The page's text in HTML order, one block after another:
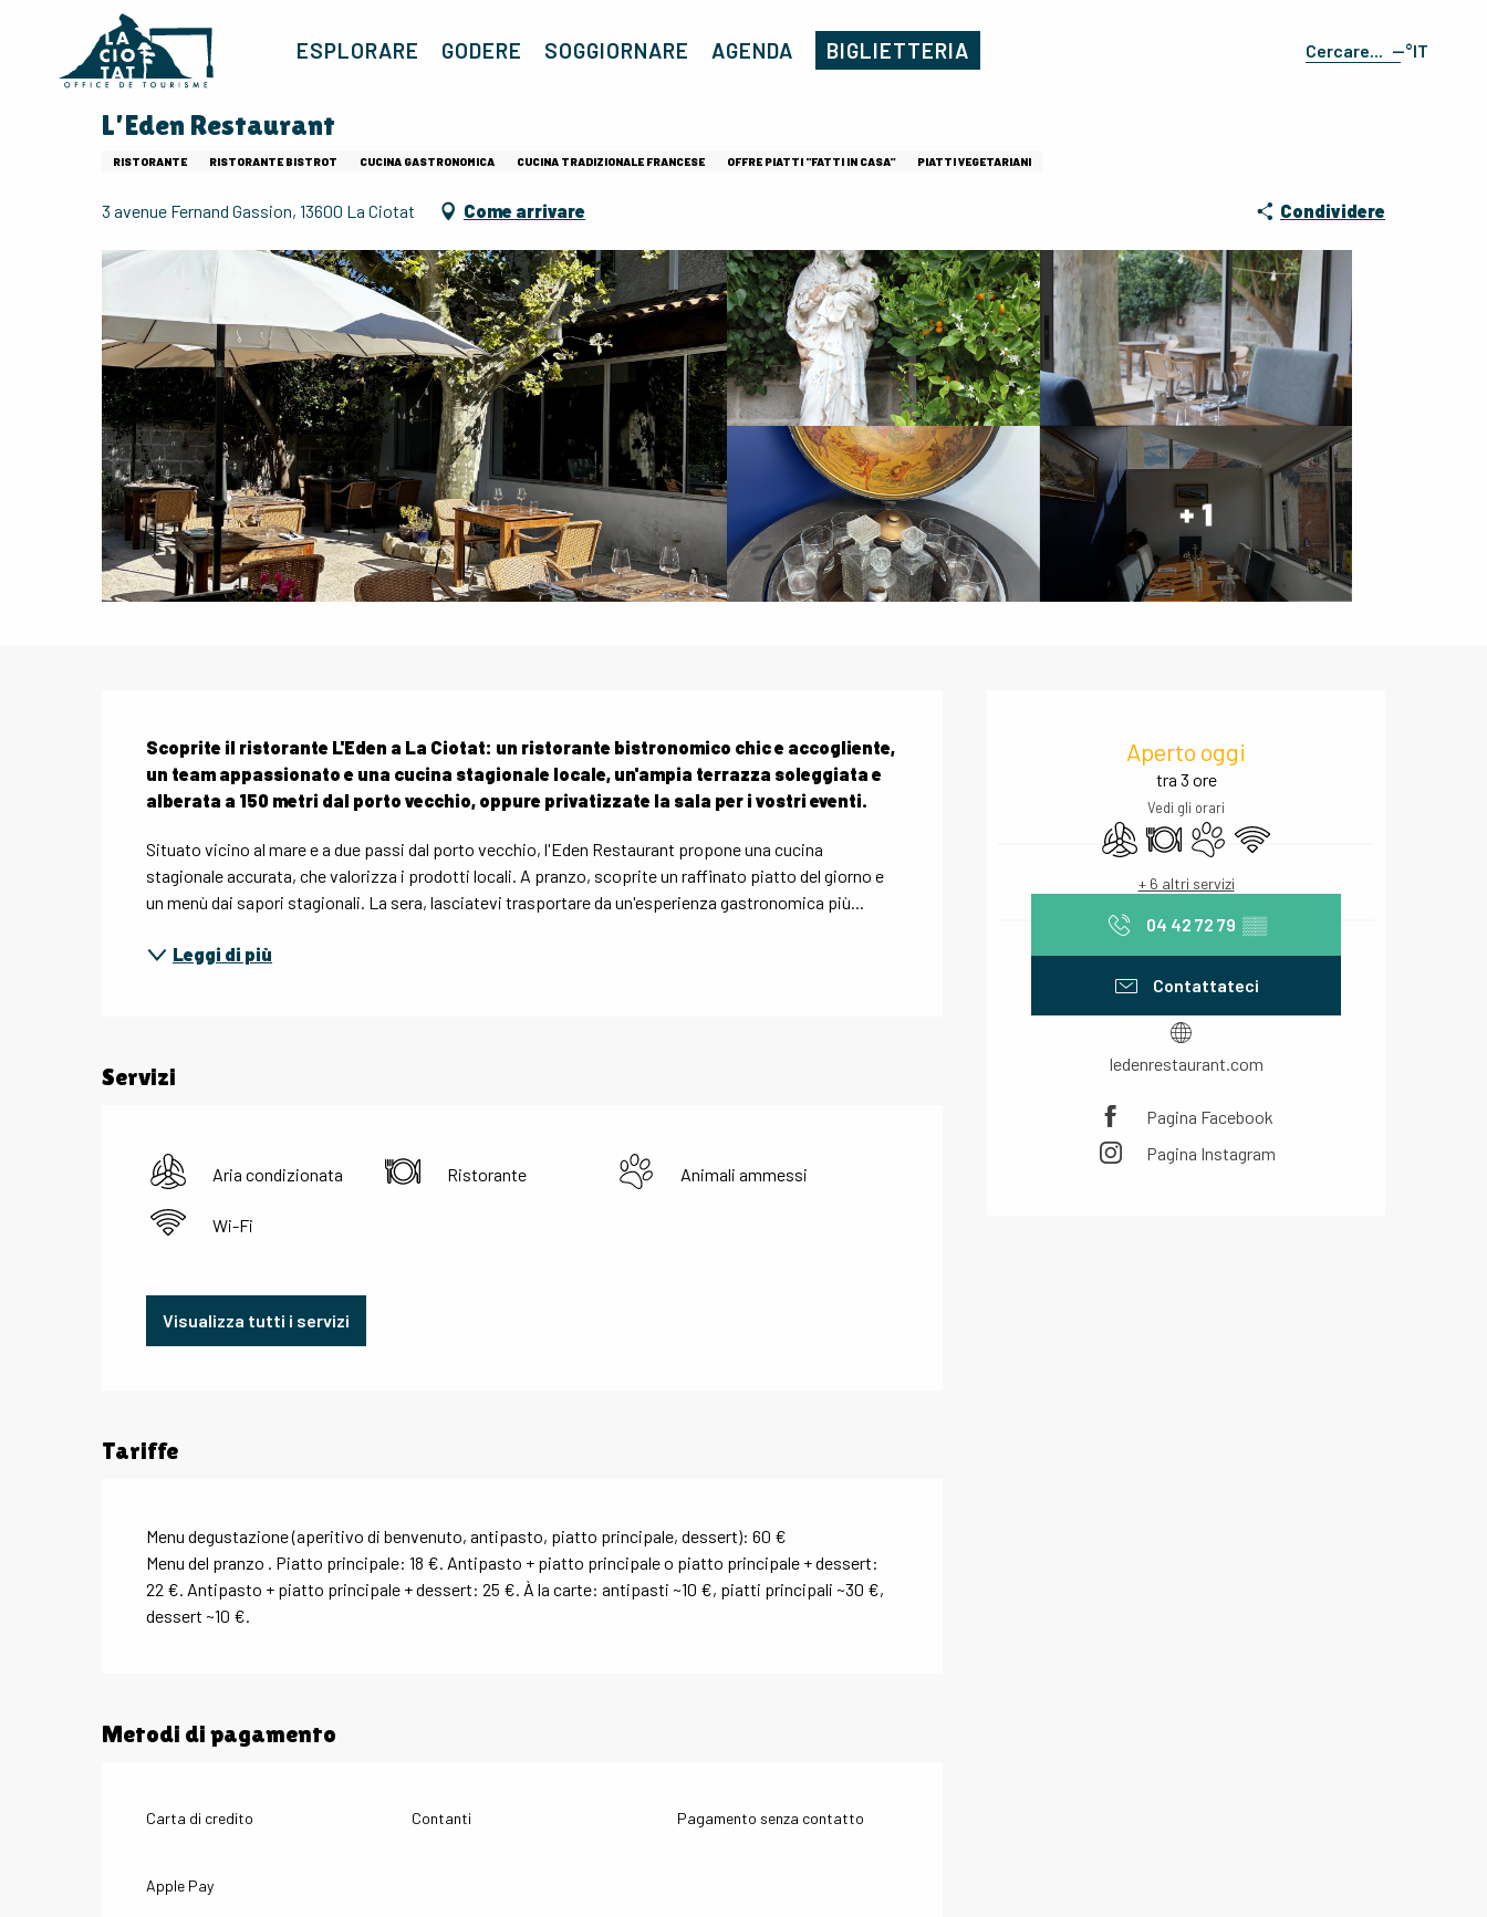
--°IT
ESPLORARE GODERE SOGGIORNARE AGENDA BIGLIETTERIA
L'Eden Restaurant
L'Eden Restaurant
RISTORANTE RISTORANTE BISTROT CUCINA GASTRONOMICA CUCINA TRADIZIONALE FRANCESE OFFRE PIATTI "FATTI IN CASA" PIATTI VEGETARIANI
3 avenue Fernand Gassion, 13600 La Ciotat Come arrivare Condividere
+ 1
Aperto oggi
tra 3 ore
Vedi gli orari
Aria condizionata
RistoranteAnimali ammessi
Wi-Fi
+ 6 altri servizi
04 42 72 79 ▒▒
Contattateci
ledenrestaurant.com
Pagina Facebook
Pagina Instagram
Scoprite il ristorante L'Eden a La Ciotat: un ristorante bistronomico chic e accogliente,
un team appassionato e una cucina stagionale locale, un'ampia terrazza soleggiata e
alberata a 150 metri dal porto vecchio, oppure privatizzate la sala per i vostri eventi.
Situato vicino al mare e a due passi dal porto vecchio, l'Eden Restaurant propone una cucina
stagionale accurata, che valorizza i prodotti locali. A pranzo, scoprite un raffinato piatto del giorno e
un menù dai sapori stagionali. La sera, lasciatevi trasportare da un'esperienza gastronomica più...
Leggi di più
Servizi
Aria condizionata Ristorante Animali ammessi
Wi-Fi
Visualizza tutti i servizi
Tariffe
Menu degustazione (aperitivo di benvenuto, antipasto, piatto principale, dessert): 60 €
Menu del pranzo . Piatto principale: 18 €. Antipasto + piatto principale o piatto principale + dessert:
22 €. Antipasto + piatto principale + dessert: 25 €. À la carte: antipasti ~10 €, piatti principali ~30 €,
dessert ~10 €.
Metodi di pagamento
Carta di credito Contanti Pagamento senza contatto
Apple Pay